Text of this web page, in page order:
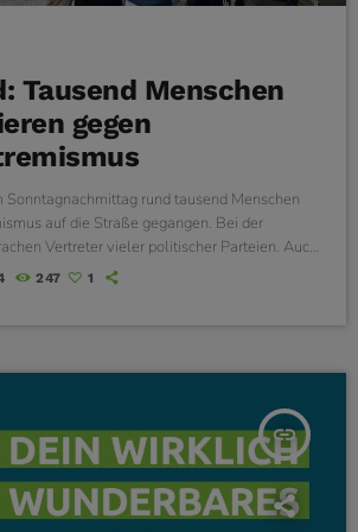
Tausend Menschen
gegen
Sonntagnachmittag rund tausend Menschen
auf die Straße gegangen. Bei der
Vertreter vieler politischer Parteien. Auch
Bücheler hat das Wort ergriffen.
247 1
insert_link